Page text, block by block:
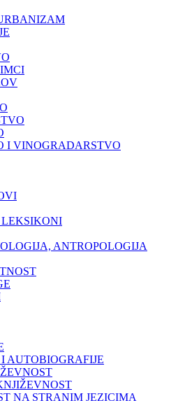
I VINOGRADARSTVO
LEKSIKONI
ANTROPOLOGIJA
AUTOBIOGRAFIJE
NA STRANIM JEZICIMA